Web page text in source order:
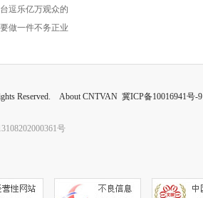
乐讲最朴素
逗乐亿万观众的
做一件不务正业
Reserved. About CNTVAN 冀ICP备10016941号-9
号